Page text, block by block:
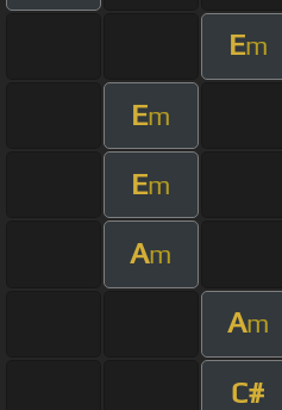
Em
Em
Em
Am
Am
C#